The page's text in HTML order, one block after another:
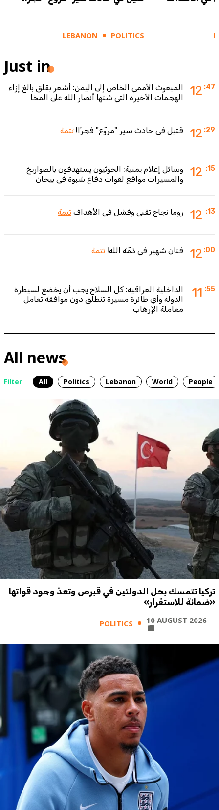
LEBANON POLITICS
Just in
12 :47
المبعوث الأممي الخاص إلى اليمن: أشعر بقلق بالغ إزاء
الهجمات الأخيرة التي شنها أنصار الله على المخا
12 :29 قتيل في حادث سير "مروّع" فجرًا! تتمة
12 :15
وسائل إعلام يمنية: الحوثيون يستهدفون بالصواريخ
والمسيرات مواقع لقوات دفاع شبوة في بيحان
12 :13 روما نجاح تقني وفشل في الأهداف تتمة
12 :00 فنان شهير في ذمّة الله! تتمة
11 :55
الداخلية العراقية: كل السلاح يجب أن يخضع لسيطرة
الدولة وأي طائرة مسيرة تنطلق دون موافقة تعامل
معاملة الإرهاب
All news
Filter All Politics Lebanon World People
تركيا تتمسك بحل الدولتين في قبرص وتعدّ وجود قواتها
«ضمانة للاستقرار»
POLITICS 10 AUGUST 2026